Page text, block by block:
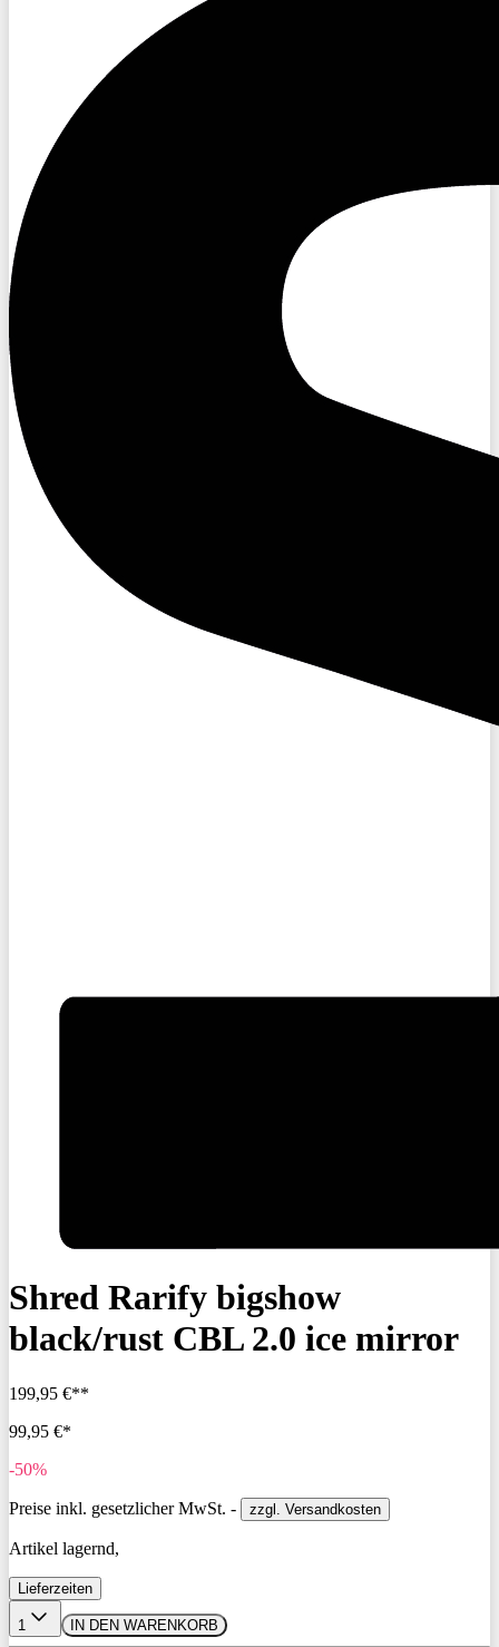
Shred Rarify bigshow
black/rust CBL 2.0 ice mirror
199,95 €**
99,95 €*
-50%
Preise inkl. gesetzlicher MwSt. - zzgl. Versandkosten
Artikel lagernd,
Lieferzeiten
1 IN DEN WARENKORB